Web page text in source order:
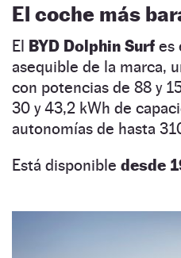
El coche más
El BYD Dolphin Surf es
asequible de la marca,
con potencias de 88 y
30 y 43,2 kWh de
autonomías de hasta
Está disponible desde